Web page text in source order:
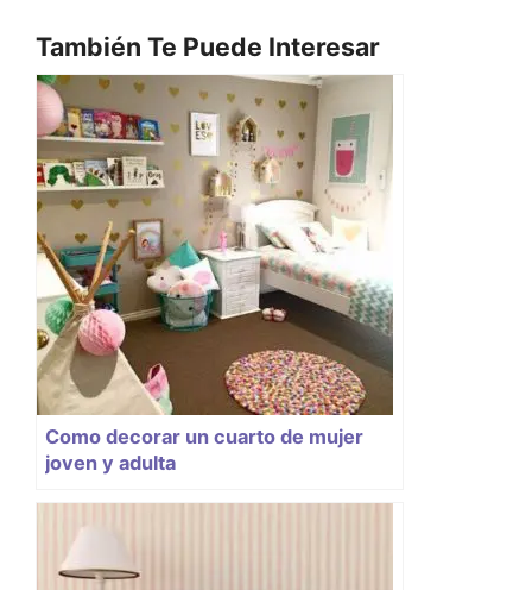
También Te Puede Interesar
Como decorar un cuarto de mujer
joven y adulta